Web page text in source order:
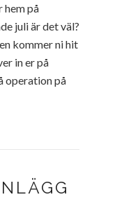
hem på
juli är det väl?
kommer ni hit
in er på
operation på